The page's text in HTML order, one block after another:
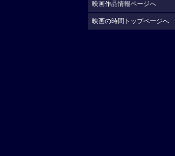
映画作品情報ページへ
映画の時間トップページへ